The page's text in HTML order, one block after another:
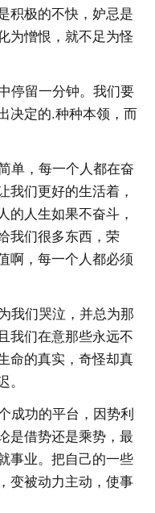
积极的不快，妒忌是
为憎恨，就不足为怪
停留一分钟。我们要
决定的.种种本领，而
单，每一个人都在奋
我们更好的生活着，
的人生如果不奋斗，
我们很多东西，荣
，每一个人都必须
我们哭泣，并总为那
我们在意那些永远不
命的真实，奇怪却真
。
成功的平台，因势利
是借势还是乘势，最
事业。把自己的一些
变被动力主动，使事